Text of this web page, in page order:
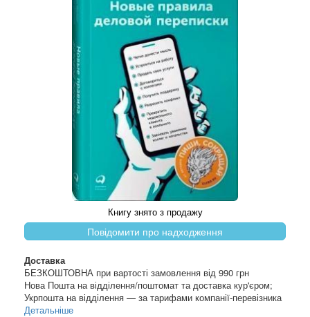
Книгу знято з продажу
Повідомити про надходження
Доставка
БЕЗКОШТОВНА при вартості замовлення від 990 грн
Нова Пошта на відділення/поштомат та доставка кур'єром;
Укрпошта на відділення — за тарифами компанії-перевізника
Детальніше